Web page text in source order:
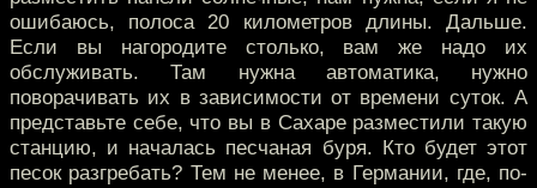
ошибаюсь, полоса 20 километров длины. Дальше.
Если вы нагородите столько, вам же надо их
обслуживать. Там нужна автоматика, нужно
поворачивать их в зависимости от времени суток. А
представьте себе, что вы в Сахаре разместили такую
станцию, и началась песчаная буря. Кто будет этот
песок разгребать? Тем не менее, в Германии, где, по-